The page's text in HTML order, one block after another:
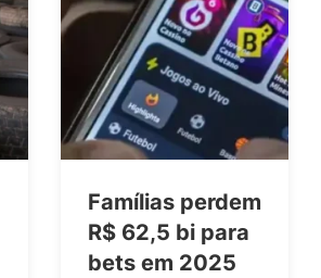
Famílias perdem
R$ 62,5 bi para
bets em 2025